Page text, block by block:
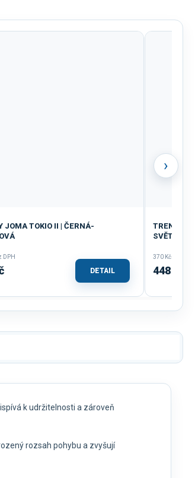
JOMA TOKIO II | ČERNÁ-
DPH
DETAIL
TRENKY
SVĚTLE
370 Kč bez
448 Kč
›
k udržitelnosti a zároveň
rozsah pohybu a zvyšují